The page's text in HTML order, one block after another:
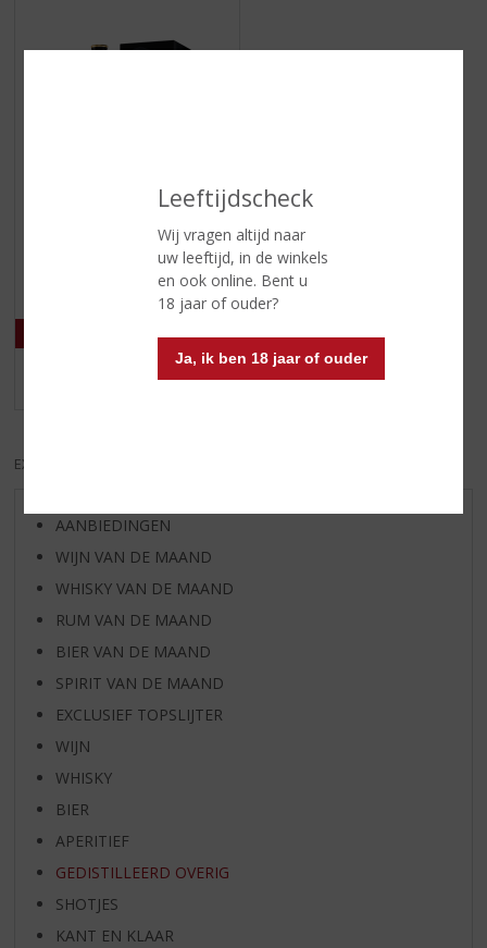
Leeftijdscheck
Wij vragen altijd naar
uw leeftijd, in de winkels
en ook online. Bent u
18 jaar of ouder?
Ja, ik ben 18 jaar of ouder
32,99
70 CL
EXCL. BTW
AANBIEDINGEN
WIJN VAN DE MAAND
WHISKY VAN DE MAAND
RUM VAN DE MAAND
BIER VAN DE MAAND
SPIRIT VAN DE MAAND
EXCLUSIEF TOPSLIJTER
WIJN
WHISKY
BIER
APERITIEF
GEDISTILLEERD OVERIG
SHOTJES
KANT EN KLAAR